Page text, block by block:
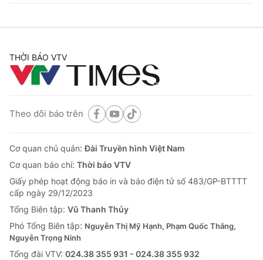
THỜI BÁO VTV
Theo dõi báo trên
Cơ quan chủ quản:Đài Truyền hình Việt Nam
Cơ quan báo chí: Thời báo VTV
Giấy phép hoạt động báo in và báo điện tử số 483/GP-BTTTT
cấp ngày 29/12/2023
Tổng Biên tập: Vũ Thanh Thủy
Phó Tổng Biên tập: Nguyễn Thị Mỹ Hạnh, Phạm Quốc Thắng,
Nguyễn Trọng Ninh
Tổng đài VTV: 024.38 355 931 - 024.38 355 932